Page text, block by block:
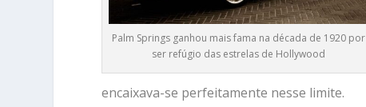
Palm Springs ganhou mais fama na década de 1920 por
ser refúgio das estrelas de Hollywood
encaixava-se perfeitamente nesse limite.